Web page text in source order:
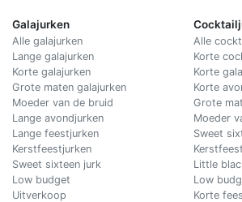
Galajurken
Alle galajurken
Lange galajurken
Korte galajurken
Grote maten galajurken
Moeder van de bruid
Lange avondjurken
Lange feestjurken
Kerstfeestjurken
Sweet sixteen jurk
Low budget
Uitverkoop
Alle
Korte
Korte
Korte
Grote
Moeder
Sweet
Little
Low
Korte